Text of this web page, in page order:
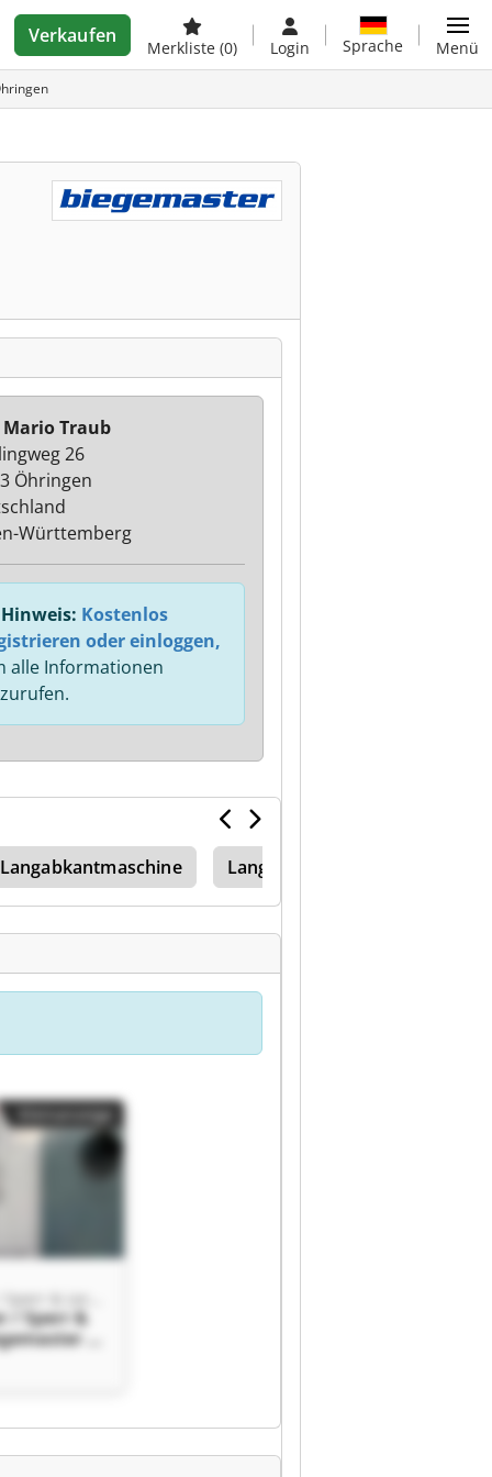
Verkaufen
Merkliste (0) Login Sprache Menü
Traub
26
Öhringen
Württemberg
Kostenlos
oder einloggen,
alle Informationen
Langabkantmaschine Langabkantbank
/ Sperr &
/